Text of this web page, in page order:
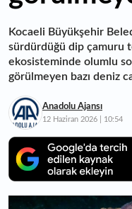
Kocaeli Büyükşehir
sürdürdüğü dip çamuru
ekosisteminde olumlu
görülmeyen bazı deniz
Anadolu Ajansı
12 Haziran 2026 | 10:54